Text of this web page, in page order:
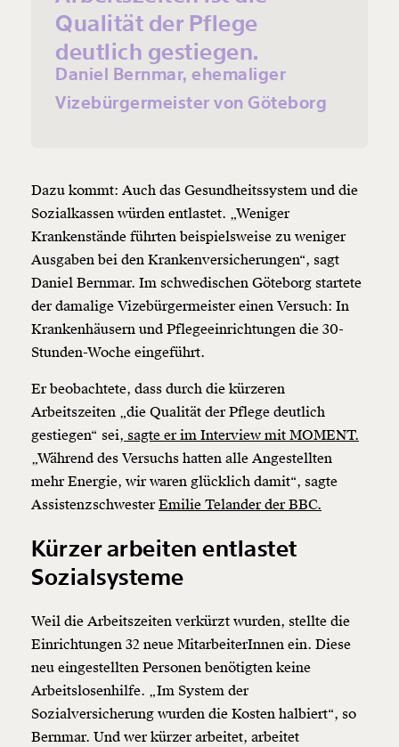
ausdrucken oder weiterleiten und verschenken
kannst.
Weiter
Qualität der Pflege
deutlich gestiegen.
Daniel Bernmar, ehemaliger
Vizebürgermeister von Göteborg
Dazu kommt: Auch das Gesundheitssystem und die
Sozialkassen würden entlastet. „Weniger
Krankenstände führten beispielsweise zu weniger
Ausgaben bei den Krankenversicherungen“, sagt
Daniel Bernmar. Im schwedischen Göteborg startete
der damalige Vizebürgermeister einen Versuch: In
Krankenhäusern und Pflegeeinrichtungen die 30-
Stunden-Woche eingeführt.
Er beobachtete, dass durch die kürzeren
Arbeitszeiten „die Qualität der Pflege deutlich
gestiegen“ sei, sagte er im Interview mit MOMENT.
„Während des Versuchs hatten alle Angestellten
mehr Energie, wir waren glücklich damit“, sagte
AssistenzschwesterEmilie Telander der BBC.
Kürzer arbeiten entlastet
Sozialsysteme
Weil die Arbeitszeiten verkürzt wurden, stellte die
Einrichtungen 32 neue MitarbeiterInnen ein. Diese
neu eingestellten Personen benötigten keine
Arbeitslosenhilfe. „Im System der
Sozialversicherung wurden die Kosten halbiert“, so
Bernmar. Und wer kürzer arbeitet, arbeitet